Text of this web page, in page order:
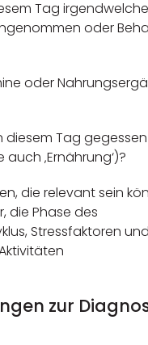
Tag irgendwelche
oder
oder
diesem Tag
‚Ernährung‘)?
die relevant sein
die Phase des
Stressfaktoren
zur